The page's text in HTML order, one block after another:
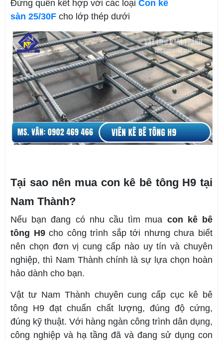
Đừng quên kết hợp với các loại Con kê
sàn 25/30F cho lớp thép dưới
Tại sao nên mua con kê bê tông H9 tại
Nam Thành?
Nếu bạn đang có nhu cầu tìm mua con kê bê
tông H9cho công trình sắp tới nhưng chưa biết
nên chọn đơn vị cung cấp nào uy tín và chuyên
nghiệp, thì Nam Thành chính là sự lựa chọn hoàn
hảo dành cho bạn.
Vật tư Nam Thành chuyên cung cấp cục kê bê
tông H9 đạt chuẩn chất lượng, đúng độ cứng,
đúng kỹ thuật. Với hàng ngàn công trình dân dụng,
công nghiệp và hạ tầng đã và đang sử dụng con